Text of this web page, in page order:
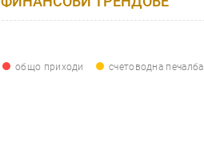
общо приходи счетоводна печалба